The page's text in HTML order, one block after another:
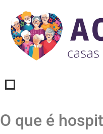
O que é